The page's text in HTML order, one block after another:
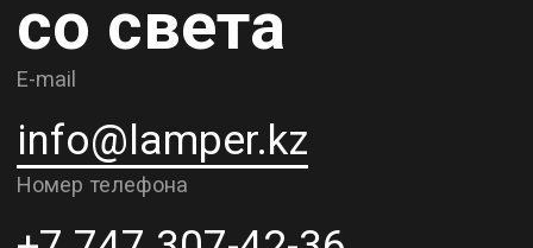
Карьера
Контакты
О компании
Рассрочка и кредит
Адрес шоурума в г. Алматы
г. Алматы, ул. Шевченко, д.204,